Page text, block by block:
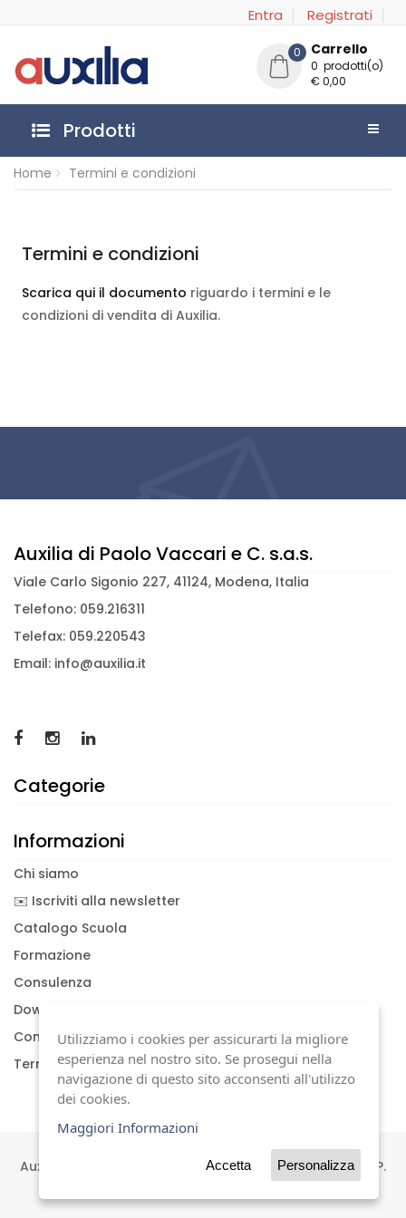
Entra Registrati
0 Carrello
0 prodotti(o)
€ 0,00
Prodotti
Home Termini e condizioni
Termini e condizioni
Scarica qui il documento riguardo i termini e le
condizioni di vendita di Auxilia.
Auxilia di Paolo Vaccari e C. s.a.s.
Viale Carlo Sigonio 227, 41124, Modena, Italia
Telefono: 059.216311
Telefax: 059.220543
Email: info@auxilia.it
Categorie
Informazioni
Chi siamo
✉️ Iscriviti alla newsletter
Catalogo Scuola
Formazione
Consulenza
Download documenti
Condizioni generali
Termini di garanzia
Auxilia s.a.s | Viale Carlo Sigonio, 227 | 41124 Modena | P.
Utilizziamo i cookies per assicurarti la migliore
esperienza nel nostro sito. Se prosegui nella
navigazione di questo sito acconsenti all'utilizzo
dei cookies.
Maggiori Informazioni
Accetta Personalizza